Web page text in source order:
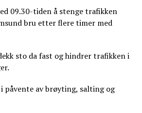
09.30-tiden å stenge trafikken
bru etter flere timer med
sto da fast og hindrer trafikken i
påvente av brøyting, salting og